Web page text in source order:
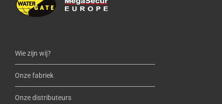
Wie zijn wij?
Onze fabriek
Onze distributeurs